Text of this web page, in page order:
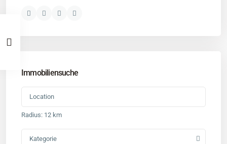
Immobiliensuche
Radius: 12 km
Kategorie